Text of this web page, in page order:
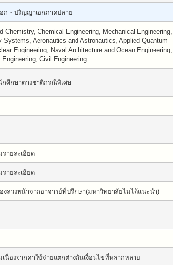
ก・ปริญญาเอกภาคปลาย
Chemistry, Chemical Engineering, Mechanical Engineering,
Systems, Aeronautics and Astronautics, Applied Quantum
Engineering, Naval Architecture and Ocean Engineering,
Engineering, Civil Engineering
กศึกษาต่างชาติกรณีพิเศษ
ายละเอียด
ายละเอียด
งล่วงหน้าจากอาจารย์ที่ปรึกษา(มหาวิทยาลัยไม่ได้แนะนำ)
นื่องจากค่าใช้จ่ายแตกต่างกันเงื่อนไขที่หลากหลาย